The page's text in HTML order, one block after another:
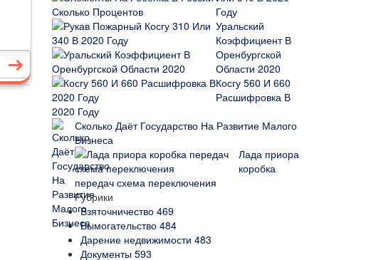
Году
Уральский
Коэффициент В
Оренбургской
Области 2020
Косгу 560 И 660
Расшифровка В
2020 Году
Сколько Даёт Государство На Развитие Малого
Бизнеса
Лада приора
коробка
передач схема переключения
Рубрики
Взяточничество 469
Вымогательство 484
Дарение недвижимости 483
Документы 593